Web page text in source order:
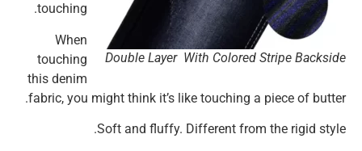
Double Layer With Colored Stripe Backside
touching.
When
touching
this denim
fabric, you might think it’s like touching a piece of butter.
Soft and fluffy. Different from the rigid style.